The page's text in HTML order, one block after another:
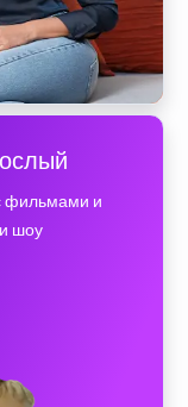
фильмами и
шоу